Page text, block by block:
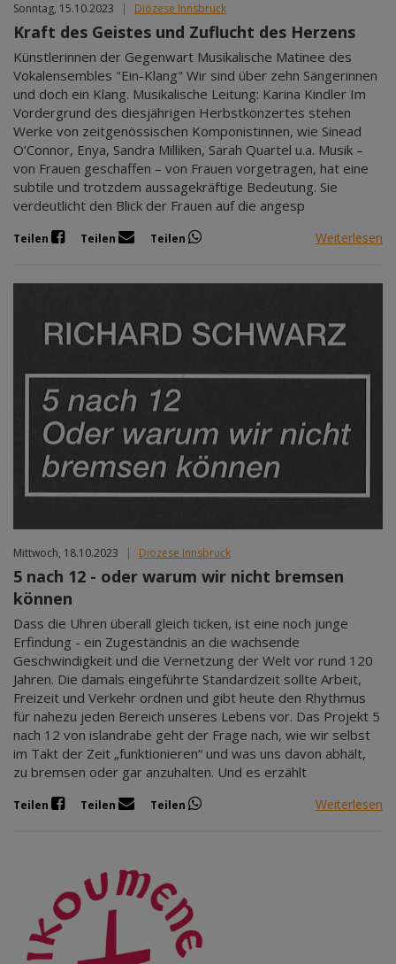
Sonntag, 15.10.2023 | Diözese Innsbruck
Kraft des Geistes und Zuflucht des Herzens
Künstlerinnen der Gegenwart Musikalische Matinee des
Vokalensembles "Ein-Klang" Wir sind über zehn Sängerinnen
und doch ein Klang. Musikalische Leitung: Karina Kindler Im
Vordergrund des diesjährigen Herbstkonzertes stehen
Werke von zeitgenössischen Komponistinnen, wie Sinead
O’Connor, Enya, Sandra Milliken, Sarah Quartel u.a. Musik –
von Frauen geschaffen – von Frauen vorgetragen, hat eine
subtile und trotzdem aussagekräftige Bedeutung. Sie
verdeutlicht den Blick der Frauen auf die angesp
Teilen Teilen Teilen Weiterlesen
Mittwoch, 18.10.2023 | Diözese Innsbruck
5 nach 12 - oder warum wir nicht bremsen
können
Dass die Uhren überall gleich ticken, ist eine noch junge
Erfindung - ein Zugeständnis an die wachsende
Geschwindigkeit und die Vernetzung der Welt vor rund 120
Jahren. Die damals eingeführte Standardzeit sollte Arbeit,
Freizeit und Verkehr ordnen und gibt heute den Rhythmus
für nahezu jeden Bereich unseres Lebens vor. Das Projekt 5
nach 12 von islandrabe geht der Frage nach, wie wir selbst
im Takt der Zeit „funktionieren“ und was uns davon abhält,
zu bremsen oder gar anzuhalten. Und es erzählt
Teilen Teilen Teilen Weiterlesen